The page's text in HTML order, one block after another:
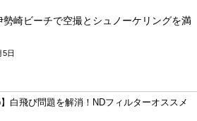
勢崎ビーチで空撮とシュノーケリングを満
5日
】白飛び問題を解消！NDフィルターオススメ